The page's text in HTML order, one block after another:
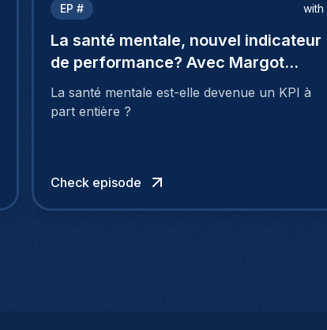
EP # with
La santé mentale, nouvel indicateur
de performance? Avec Margot
Wuillaume
La santé mentale est-elle devenue un KPI à
part entière ?
Check episode